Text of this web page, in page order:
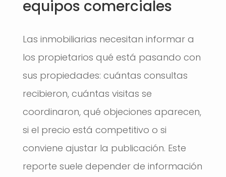
equipos comerciales
Las inmobiliarias necesitan informar a
los propietarios qué está pasando con
sus propiedades: cuántas consultas
recibieron, cuántas visitas se
coordinaron, qué objeciones aparecen,
si el precio está competitivo o si
conviene ajustar la publicación. Este
reporte suele depender de información